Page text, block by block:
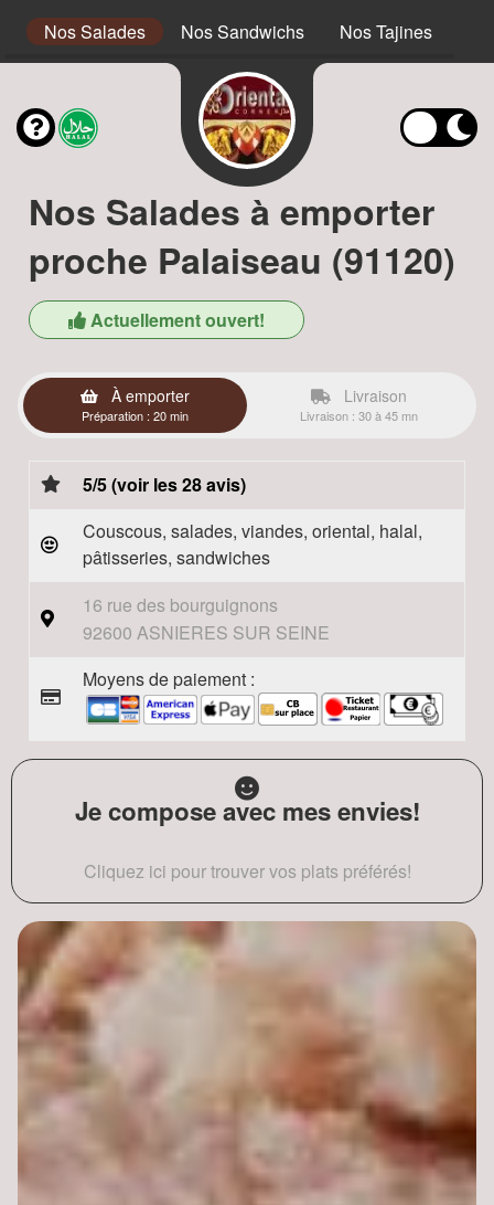
Nos Salades Nos Sandwichs Nos Tajines
Nos Salades à emporter
proche Palaiseau (91120)
Actuellement ouvert!
À emporter
Préparation : 20 min
Livraison
Livraison : 30 à 45 mn
5/5 (voir les 28 avis)
Couscous, salades, viandes, oriental, halal,
pâtisseries, sandwiches
16 rue des bourguignons
92600 ASNIERES SUR SEINE
Moyens de paiement :
Je compose avec mes envies!
Cliquez ici pour trouver vos plats préférés!